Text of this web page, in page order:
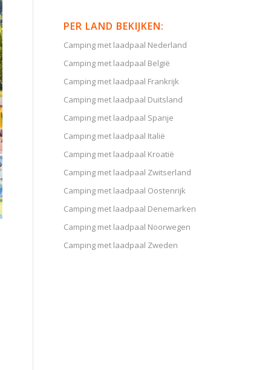
PER LAND BEKIJKEN:
Camping met laadpaal Nederland
Camping met laadpaal België
Camping met laadpaal Frankrijk
Camping met laadpaal Duitsland
Camping met laadpaal Spanje
Camping met laadpaal Italië
Camping met laadpaal Kroatië
Camping met laadpaal Zwitserland
Camping met laadpaal Oostenrijk
Camping met laadpaal Denemarken
Camping met laadpaal Noorwegen
Camping met laadpaal Zweden